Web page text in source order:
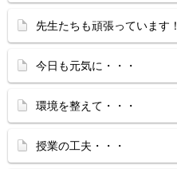
先生たちも頑張っています！
今日も元気に・・・
環境を整えて・・・
授業の工夫・・・